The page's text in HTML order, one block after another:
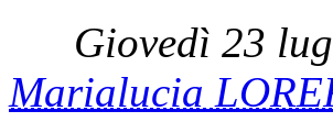
Giovedì 23
Marialucia